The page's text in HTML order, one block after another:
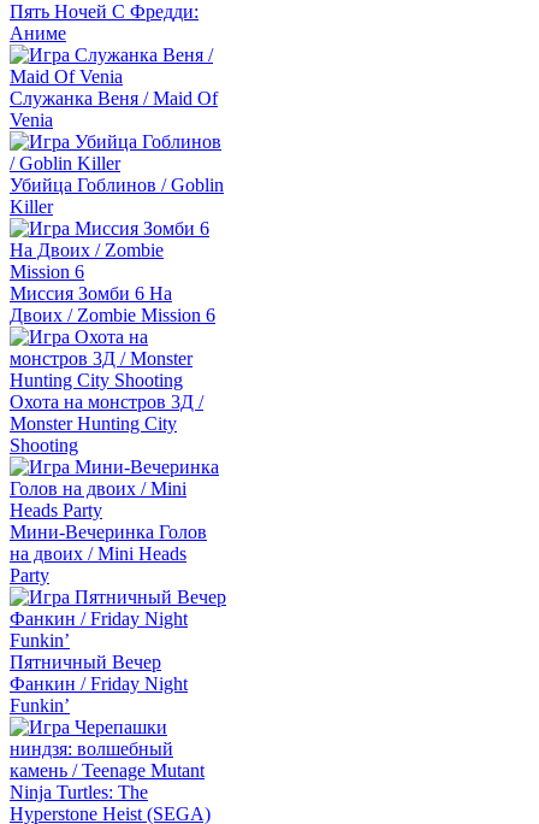
Пять Ночей С Фредди:
Аниме
Служанка Веня / Maid Of
Venia
Убийца Гоблинов / Goblin
Killer
Миссия Зомби 6 На
Двоих / Zombie Mission 6
Охота на монстров 3Д /
Monster Hunting City
Shooting
Мини-Вечеринка Голов
на двоих / Mini Heads
Party
Пятничный Вечер
Фанкин / Friday Night
Funkin’